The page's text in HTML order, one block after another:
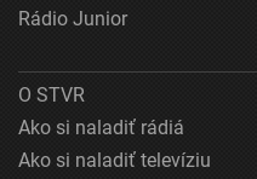
Rádio Junior
O STVR
Ako si naladiť rádiá
Ako si naladiť televíziu